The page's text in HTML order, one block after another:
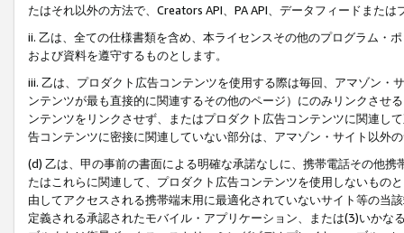
たはそれ以外の方法で、Creators API、PA API、データフィードまた
ii. 乙は、全ての仕様書類を含め、本ライセンスその他のプログラム・
および資料を遵守するものとします。
iii. 乙は、プロダクト広告コンテンツを使用する際は毎回、アマゾン
ンテンツが最も直接的に関連するその他のページ）にのみリンクさせ
ンテンツをリンクさせず、またはプロダクト広告コンテンツに関連し
告コンテンツに密接に関連していない部分は、アマゾン・サイト以外
(d) 乙は、甲の事前の書面による明確な承諾なしに、携帯電話その他
たはこれらに関連して、プロダクト広告コンテンツを使用しないもの
由してアクセスされる携帯端末用に最適化されていないサイト等の当
定義される承認されたモバイル・アプリケーション、または(3)いか